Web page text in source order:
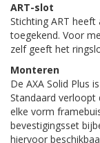
ART-slot
Stichting ART heeft
toegekend. Voor
zelf geeft het
Monteren
De AXA Solid Plus
Standaard verloopt
elke vorm
bevestigingsset
hiervoor